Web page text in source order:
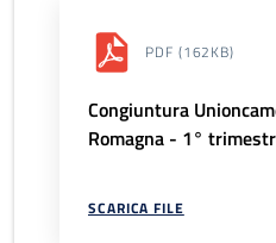
PDF (162KB)
Congiuntura
Romagna - 1°
SCARICA FILE